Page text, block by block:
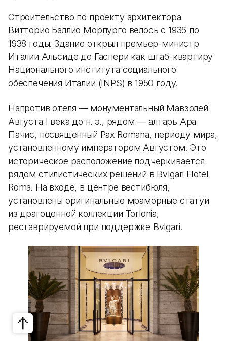
Строительство по проекту архитектора
Витторио Баллио Морпурго велось с 1936 по
1938 годы. Здание открыл премьер-министр
Италии Альсиде де Гаспери как штаб-квартиру
Национального института социального
обеспечения Италии (INPS) в 1950 году.
Напротив отеля — монументальный Мавзолей
Августа I века до н. э., рядом — алтарь Ара
Пачис, посвященный Pax Romana, периоду мира,
установленному императором Августом. Это
историческое расположение подчеркивается
рядом стилистических решений в Bvlgari Hotel
Roma. На входе, в центре вестибюля,
установлены оригинальные мраморные статуи
из драгоценной коллекции Torlonia,
реставрируемой при поддержке Bvlgari.